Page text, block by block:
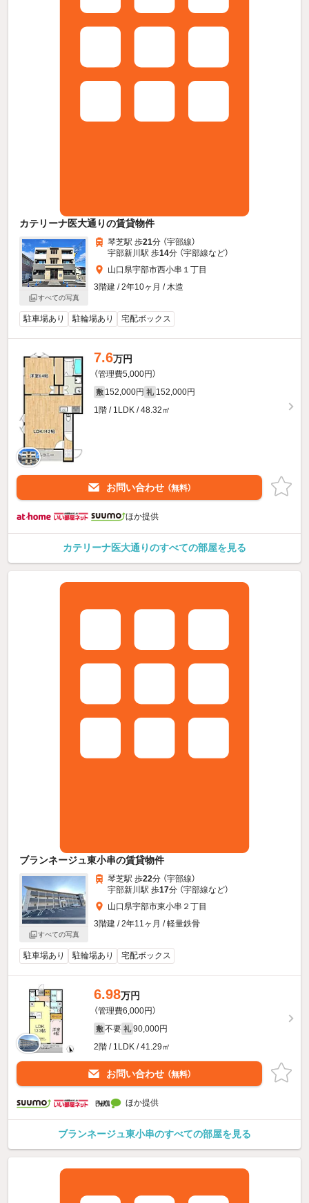
カテリーナ医大通りの賃貸物件
すべての写真
琴芝駅 歩21分 （宇部線）
宇部新川駅 歩14分 （宇部線など）
山口県宇部市西小串１丁目
3階建 / 2年10ヶ月 / 木造
駐車場あり 駐輪場あり 宅配ボックス
7.6万円
（管理費5,000円）
敷 152,000円 礼 152,000円
1階 / 1LDK / 48.32㎡
お問い合わせ （無料）
ほか提供
カテリーナ医大通りのすべての部屋を見る
ブランネージュ東小串の賃貸物件
すべての写真
琴芝駅 歩22分 （宇部線）
宇部新川駅 歩17分 （宇部線など）
山口県宇部市東小串２丁目
3階建 / 2年11ヶ月 / 軽量鉄骨
駐車場あり 駐輪場あり 宅配ボックス
6.98万円
（管理費6,000円）
敷 不要 礼 90,000円
2階 / 1LDK / 41.29㎡
お問い合わせ （無料）
ほか提供
ブランネージュ東小串のすべての部屋を見る